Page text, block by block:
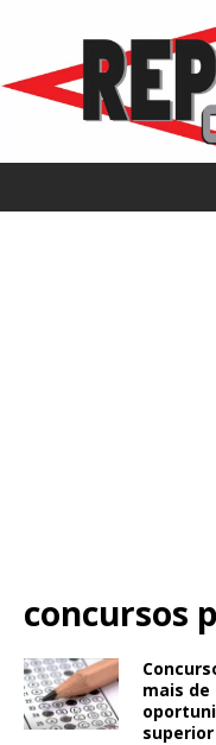
concursos
mais de
superior